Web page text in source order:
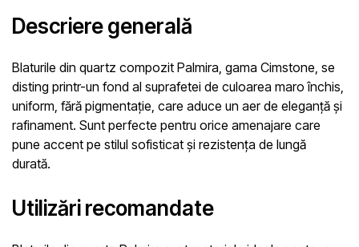
Descriere generală
Blaturile din quartz compozit Palmira, gama Cimstone, se
disting printr-un fond al suprafetei de culoarea maro închis,
uniform, fără pigmentație, care aduce un aer de eleganță și
rafinament. Sunt perfecte pentru orice amenajare care
pune accent pe stilul sofisticat și rezistența de lungă
durată.
Utilizări recomandate